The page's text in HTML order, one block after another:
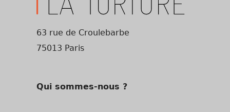
63 rue de Croulebarbe
75013 Paris
Qui sommes-nous ?